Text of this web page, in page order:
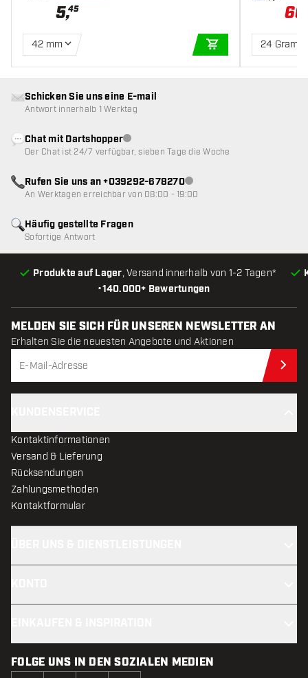
5,45
42 mm
IN DEN
66
24 Gramm
•140.000+ Bewertungen
Produkte auf Lager, Versand innerhalb von 1-2 Tagen*
Häufig gestellte Fragen
Sofortige Antwort
Schicken Sie uns eine E-mail
Antwort innerhalb 1 Werktag
Chat mit DartshopperKundenservice nicht verfügbar
Der Chat ist 24/7 verfügbar, sieben Tage die Woche
Rufen Sie uns an +039292-678270Kundenservice nicht
An Werktagen erreichbar von 08:00 - 19:00
MELDEN SIE SICH FÜR UNSEREN NEWSLETTER AN
Erhalten Sie die neuesten Angebote und Aktionen
Kontaktinformationen
Versand & Lieferung
Rücksendungen
Zahlungsmethoden
Kontaktformular
FOLGE UNS IN DEN SOZIALEN MEDIEN